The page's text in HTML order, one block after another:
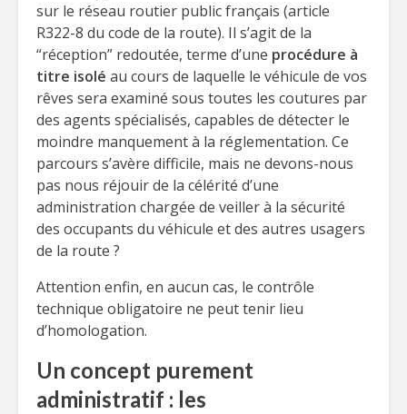
sur le réseau routier public français (article
R322-8 du code de la route). Il s’agit de la
“réception” redoutée, terme d’une procédure à
titre isolé au cours de laquelle le véhicule de vos
rêves sera examiné sous toutes les coutures par
des agents spécialisés, capables de détecter le
moindre manquement à la réglementation. Ce
parcours s’avère difficile, mais ne devons-nous
pas nous réjouir de la célérité d’une
administration chargée de veiller à la sécurité
des occupants du véhicule et des autres usagers
de la route ?
Attention enfin, en aucun cas, le contrôle
technique obligatoire ne peut tenir lieu
d’homologation.
Un concept purement
administratif : les